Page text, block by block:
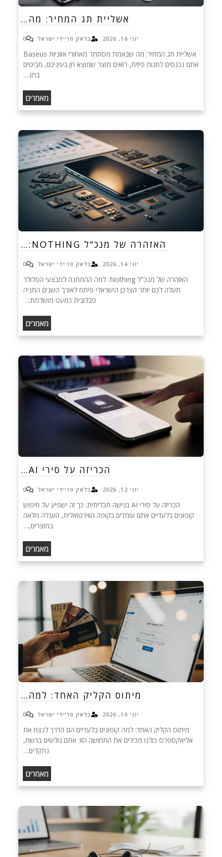
אשליית תג המחיר: מה…
יוני 16, 2026 בלאק פריידי ישראל 0
אשליית תג המחיר: מה שבאמת מסתתר מאחורי אוזניות Baseus
אתם נכנסים לחנות פיזית, רואים מוצר שמוצא חן בעיניכם, מביטים
בתג…
מאמרים
האזהרה של מנכ"ל NOTHING:…
יוני 14, 2026 בלאק פריידי ישראל 0
האזהרה של מנכ"ל Nothing: למה ההמתנה למבצעי הסלולר
תעלה לכם יותר הצרכן הישראלי פיתח לאורך השנים התניה
פבלובית כמעט מושלמת:…
מאמרים
הכריזה על סירי AI…
יוני 12, 2026 בלאק פריידי ישראל 0
הכריזה על סירי AI בגישה תכליתית: כך זה ישפיע על חיפוש
קופונים בלעדיים אתם עומדים בקופה הווירטואלית, העגלה מלאה
במוצרים,…
מאמרים
מיתוס הקליק האחד: למה…
יוני 10, 2026 בלאק פריידי ישראל 0
מיתוס הקליק האחד: למה קופונים בלעדיים הם הדרך לנצח את
אליאקספרס כולנו מכירים את התחושה הזו: אתם גולשים ברשת,
נתקלים…
מאמרים